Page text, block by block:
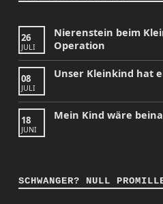
26
JULI
Nierenstein beim
Operation
08
JULI
Unser Kleinkind hat
18
JUNI
Mein Kind wäre
SCHWANGER? NULL